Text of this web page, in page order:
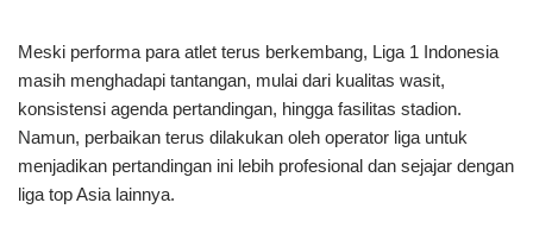
Meski performa para atlet terus berkembang, Liga 1 Indonesia
masih menghadapi tantangan, mulai dari kualitas wasit,
konsistensi agenda pertandingan, hingga fasilitas stadion.
Namun, perbaikan terus dilakukan oleh operator liga untuk
menjadikan pertandingan ini lebih profesional dan sejajar dengan
liga top Asia lainnya.